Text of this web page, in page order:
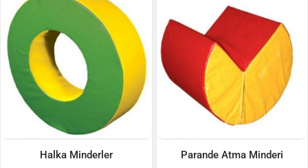
Halka Minderler Parande Atma Minderi